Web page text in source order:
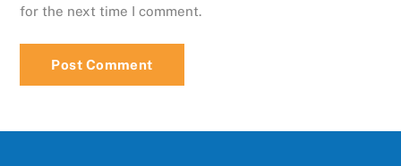
for the next time I comment.